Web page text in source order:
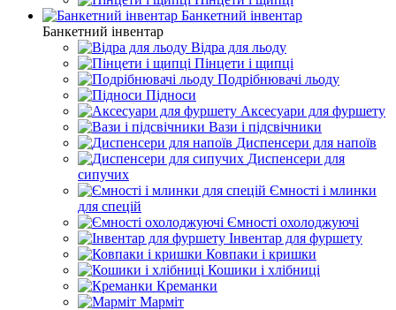
Банкетний інвентар
Банкетний інвентар
Відра для льоду
Пінцети і щипці
Подрібнювачі льоду
Підноси
Аксесуари для фуршету
Вази і підсвічники
Диспенсери для напоїв
Диспенсери для
сипучих
Ємності і млинки
для спецій
Ємності охолоджуючі
Інвентар для фуршету
Ковпаки і кришки
Кошики і хлібниці
Креманки
Марміт